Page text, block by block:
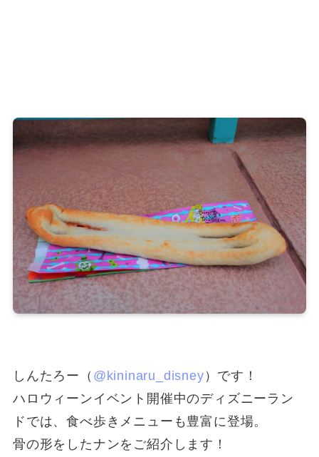
しんたろー（ @kininaru_disney ）です！
ハロウィーンイベント開催中のディズニーラン
ドでは、食べ歩きメニューも豊富に登場。
骨の形をしたナンをご紹介します！